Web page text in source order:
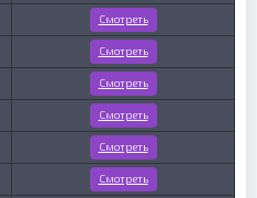
Смотреть
Смотреть
Смотреть
Смотреть
Смотреть
Смотреть